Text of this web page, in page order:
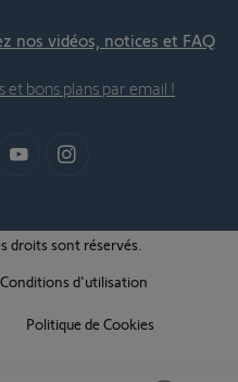
nos vidéos, notices et FAQ
et bons plans par email !
droits sont réservés.
Conditions d'utilisation
Politique de Cookies